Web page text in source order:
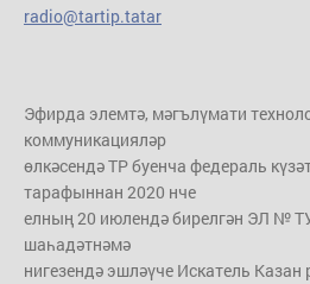
radio@tartip.tatar
Эфирда элемтә, мәгълүмати
коммуникацияләр
өлкәсендә ТР буенча федераль
тарафыннан 2020 нче
елның 20 июлендә бирелгән ЭЛ №
шаһадәтнәмә
нигезендә эшләүче Искатель